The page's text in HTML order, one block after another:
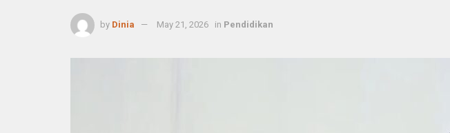
by Dinia May 21, 2026 in Pendidikan